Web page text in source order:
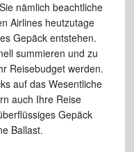
nämlich beachtliche
Airlines heutzutage
Gepäck entstehen.
summieren und zu
Reisebudget werden.
auf das Wesentliche
auch Ihre Reise
Gepäck
Ballast.